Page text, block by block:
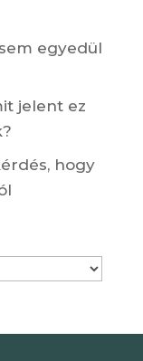
egyedül
jelent ez
hogy